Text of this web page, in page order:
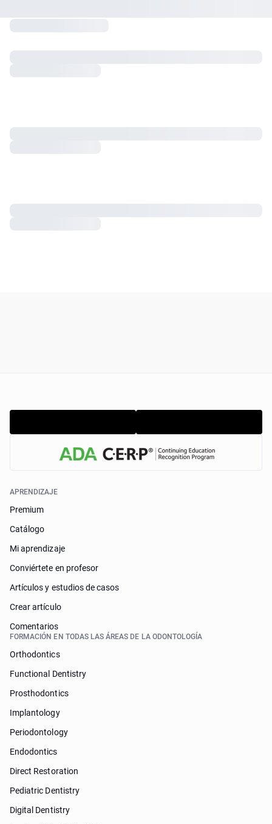
APRENDIZAJE
Premium
Catálogo
Mi aprendizaje
Conviértete en profesor
Artículos y estudios de casos
Crear artículo
Comentarios
FORMACIÓN EN TODAS LAS ÁREAS DE LA ODONTOLOGÍA
Orthodontics
Functional Dentistry
Prosthodontics
Implantology
Periodontology
Endodontics
Direct Restoration
Pediatric Dentistry
Digital Dentistry